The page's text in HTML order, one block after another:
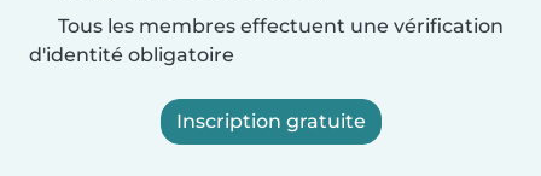
Tous les membres effectuent une vérification
d'identité obligatoire
Inscription gratuite